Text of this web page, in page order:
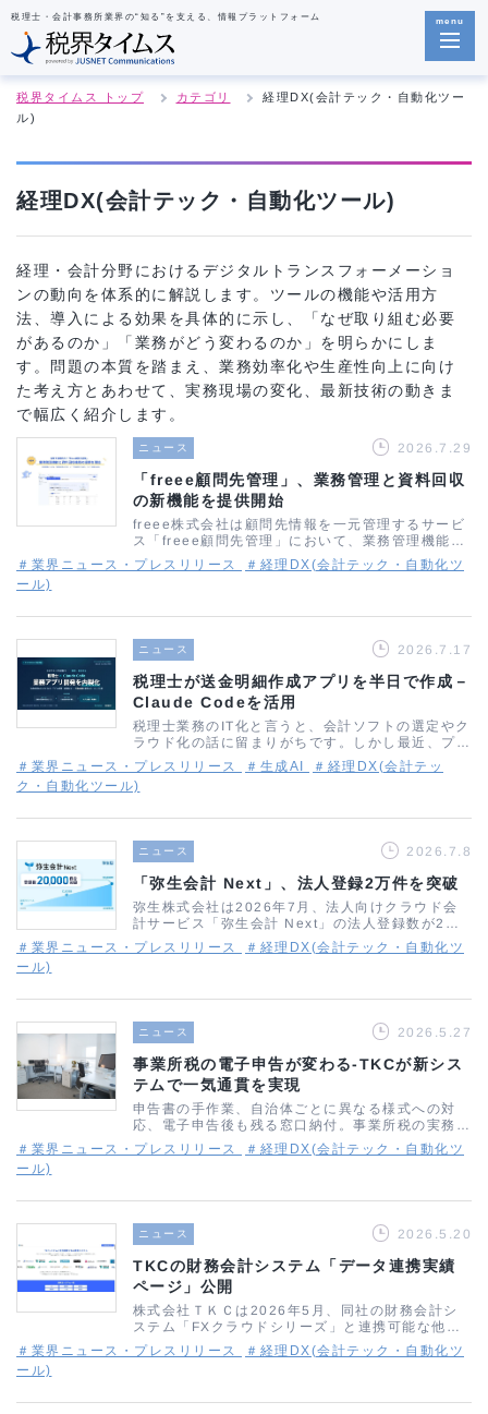
税理士・会計事務所業界の“知る”を支える、情報プラットフォーム menu
税界タイムス トップ カテゴリ
経理DX(会計テック・自動化ツー
ル)
経理DX(会計テック・自動化ツール)
経理・会計分野におけるデジタルトランスフォーメーショ
ンの動向を体系的に解説します。ツールの機能や活用方
法、導入による効果を具体的に示し、「なぜ取り組む必要
があるのか」「業務がどう変わるのか」を明らかにしま
す。問題の本質を踏まえ、業務効率化や生産性向上に向け
た考え方とあわせて、実務現場の変化、最新技術の動きま
で幅広く紹介します。
ニュース 2026.7.29
「freee顧問先管理」、業務管理と資料回収
の新機能を提供開始
freee株式会社は顧問先情報を一元管理するサービ
ス「freee顧問先管理」において、業務管理機能と
資料回収機能の提供を開始しました。事務所の担当
者を煩雑な催促業務や管理の負担から解放し、顧問
＃業界ニュース・プレスリリース
＃経理DX(会計テック・自動化ツ
ール)
ニュース 2026.7.17
税理士が送金明細作成アプリを半日で作成－
Claude Codeを活用
税理士業務のIT化と言うと、会計ソフトの選定やク
ラウド化の話に留まりがちです。しかし最近、プロ
グラミング未経験の個人税理士が、自らアプリを開
発し、外部委託していた記帳業務を自社処理に切り
替えつつあるという事例が公開されま…
＃業界ニュース・プレスリリース ＃生成AI
＃経理DX(会計テッ
ク・自動化ツール)
ニュース 2026.7.8
「弥生会計 Next」、法人登録2万件を突破
弥生株式会社は2026年7月、法人向けクラウド会
計サービス「弥生会計 Next」の法人登録数が2万
件を突破したと発表しました。正式リリース以降、
段階的に登録数を伸ばしてきており、今回さらに大
＃業界ニュース・プレスリリース
＃経理DX(会計テック・自動化ツ
ール)
ニュース 2026.5.27
事業所税の電子申告が変わる-TKCが新シス
テムで一気通貫を実現
申告書の手作業、自治体ごとに異なる様式への対
応、電子申告後も残る窓口納付。事業所税の実務で
は、こうした「なかなか解消されない非効率」に長
年悩まされてきた方も多いのではないでしょうか。
＃業界ニュース・プレスリリース
＃経理DX(会計テック・自動化ツ
ール)
ニュース 2026.5.20
TKCの財務会計システム「データ連携実績
ページ」公開
株式会社ＴＫＣは2026年5月、同社の財務会計シ
ステム「FXクラウドシリーズ」と連携可能な他社
業務システムを一覧で紹介する「データ連携実績ペ
ージ」を公式サイト上に公開しました。税理士や会
＃業界ニュース・プレスリリース
＃経理DX(会計テック・自動化ツ
ール)